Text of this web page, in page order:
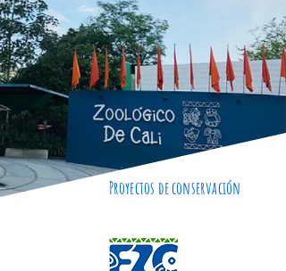
Proyectos de conservación